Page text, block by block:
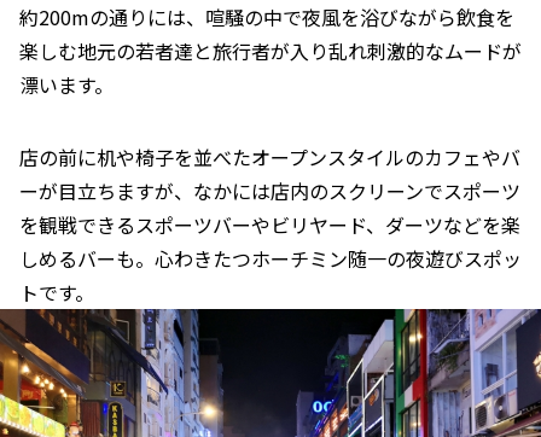
約200mの通りには、喧騒の中で夜風を浴びながら飲食を
楽しむ地元の若者達と旅行者が入り乱れ刺激的なムードが
漂います。
店の前に机や椅子を並べたオープンスタイルのカフェやバ
ーが目立ちますが、なかには店内のスクリーンでスポーツ
を観戦できるスポーツバーやビリヤード、ダーツなどを楽
しめるバーも。心わきたつホーチミン随一の夜遊びスポッ
トです。